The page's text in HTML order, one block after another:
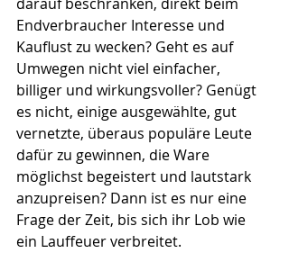
darauf beschränken, direkt beim
Endverbraucher Interesse und
Kauflust zu wecken? Geht es auf
Umwegen nicht viel einfacher,
billiger und wirkungsvoller? Genügt
es nicht, einige ausgewählte, gut
vernetzte, überaus populäre Leute
dafür zu gewinnen, die Ware
möglichst begeistert und lautstark
anzupreisen? Dann ist es nur eine
Frage der Zeit, bis sich ihr Lob wie
ein Lauffeuer verbreitet.